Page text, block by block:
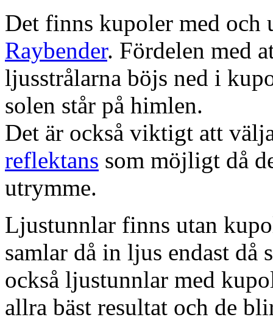
Det finns kupoler med och
Raybender. Fördelen med
ljusstrålarna böjs ned i
solen står på himlen.
Det är också viktigt att
reflektans som möjligt då
utrymme.
Ljustunnlar finns utan
samlar då in ljus endast då
också ljustunnlar med
allra bäst resultat och de